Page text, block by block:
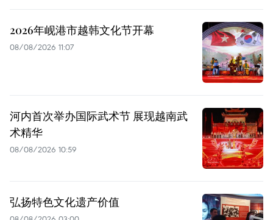
2026年岘港市越韩文化节开幕
08/08/2026 11:07
河内首次举办国际武术节 展现越南武
术精华
08/08/2026 10:59
弘扬特色文化遗产价值